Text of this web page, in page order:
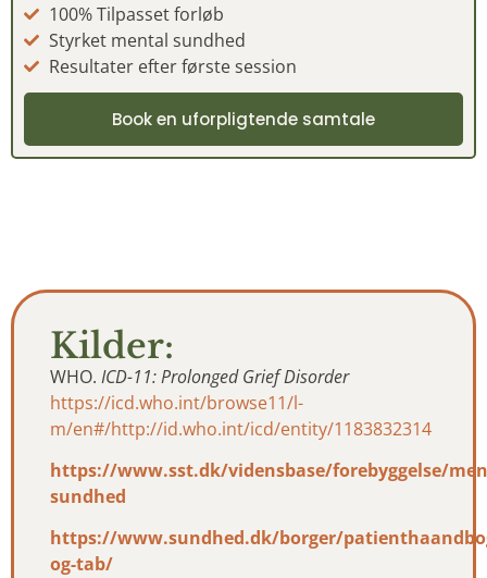
100% Tilpasset forløb
Styrket mental sundhed
Resultater efter første session
Book en uforpligtende samtale
Kilder:
WHO. ICD-11: Prolonged Grief Disorder
https://icd.who.int/browse11/l-
m/en#/http://id.who.int/icd/entity/1183832314
https://www.sst.dk/vidensbase/forebyggelse/
sundhed
https://www.sundhed.dk/borger/
og-tab/